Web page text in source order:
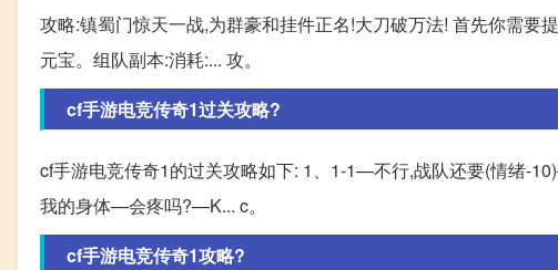
攻略:镇蜀门惊天一战,为群豪和挂件正名!大刀破万法! 首先你需要
元宝。组队副本:消耗:... 攻。
cf手游电竞传奇1过关攻略?
cf手游电竞传奇1的过关攻略如下: 1、1-1—不行,战队还要(情绪
我的身体—会疼吗?—K... c。
cf手游电竞传奇1攻略?